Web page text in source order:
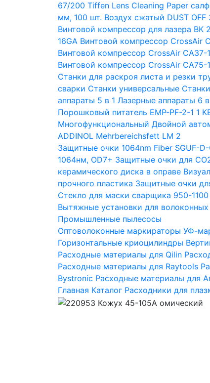
67/200 Tiffen Lens Cleaning Paper
мм, 100 шт. Воздух сжатый DUST
Винтовой компрессор для лазера ВК
16GA Винтовой компрессор CrossAir
Винтовой компрессор CrossAir CA37-
Винтовой компрессор CrossAir CA75-
Станки для раскроя листа и резки
сварки Станки универсальные
аппараты 5 в 1 Лазерные аппараты 6 в
Порошковый питатель EMP-PF-2-1 1
Многофункциональный Двойной
ADDINOL Mehrbereichsfett LM 2
Защитные очки 1064nm Fiber SGUF-D-
1064нм, OD7+ Защитные очки для
керамического диска в оправе
прочного пластика Защитные очки
Стекло для маски сварщика 950-
Вытяжные установки для
Промышленные пылесосы
Оптоволоконные маркираторы УФ-
Горизонтальные криоцилиндры
Расходные материалы для Qilin
Расходные материалы для Raytools
Bystronic Расходные материалы для
Главная Каталог Расходники для